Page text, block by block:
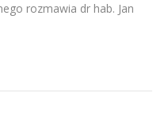
rozmawia dr hab. Jan